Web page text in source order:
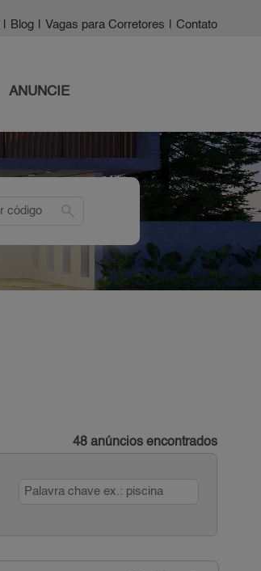
Blog Vagas para Corretores Contato
ANUNCIE
search
48 anúncios encontrados